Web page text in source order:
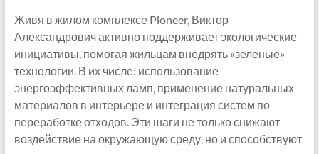
Живя в жилом комплексе Pioneer, Виктор
Александрович активно поддерживает экологические
инициативы, помогая жильцам внедрять «зеленые»
технологии. В их числе: использование
энергоэффективных ламп, применение натуральных
материалов в интерьере и интеграция систем по
переработке отходов. Эти шаги не только снижают
воздействие на окружающую среду, но и способствуют